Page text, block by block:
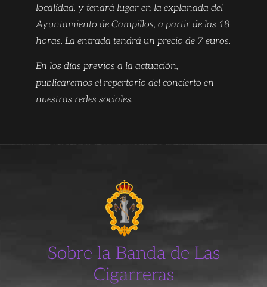
localidad, y tendrá lugar en la explanada del
Ayuntamiento de Campillos, a partir de las 18
horas. La entrada tendrá un precio de 7 euros.
En los días previos a la actuación,
publicaremos el repertorio del concierto en
nuestras redes sociales.
Sobre la Banda de Las
Cigarreras